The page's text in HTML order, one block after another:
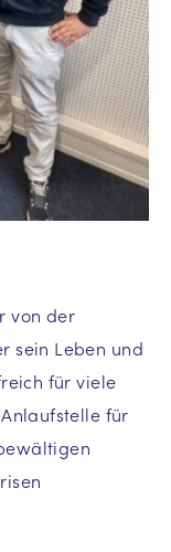
von der
sein Leben und
für viele
für